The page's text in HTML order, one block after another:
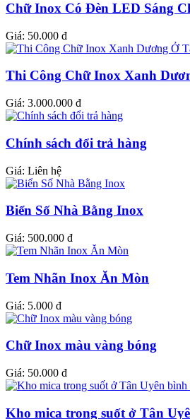
Chữ Inox Có Đèn LED Sáng
Giá: 50.000 đ
Thi Công Chữ Inox Xanh
Giá: 3.000.000 đ
Chính sách đổi trả hàng
Giá: Liên hệ
Biển Số Nhà Bằng Inox
Giá: 500.000 đ
Tem Nhãn Inox Ăn Mòn
Giá: 5.000 đ
Chữ Inox màu vàng bóng
Giá: 50.000 đ
Kho mica trong suốt ở Tân